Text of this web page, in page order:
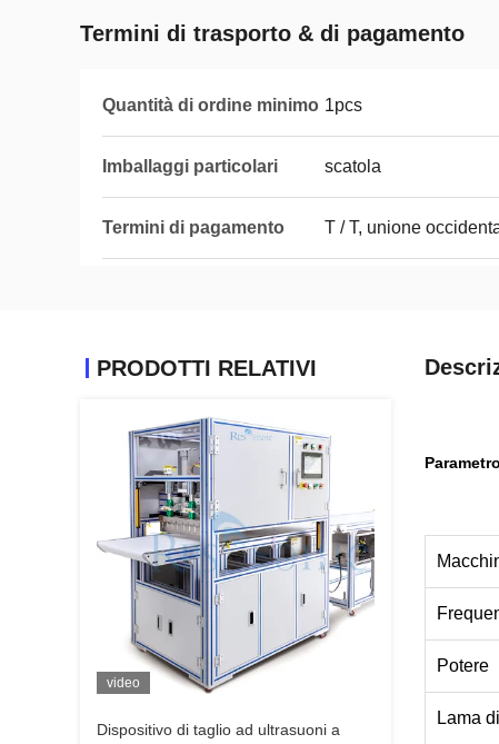
Termini di trasporto & di pagamento
Quantità di ordine minimo 1pcs
Imballaggi particolari scatola
Termini di pagamento T / T, unione
PRODOTTI RELATIVI
video
Dispositivo di taglio ad ultrasuoni a
Parametro
Potere
Lama